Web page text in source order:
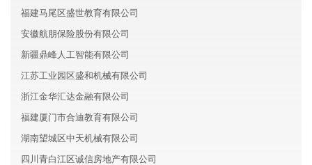
福建马尾区盛世教育有限公司
安徽航朋保险股份有限公司
新疆鼎峰人工智能有限公司
江苏工业园区盛和机械有限公司
浙江金华汇达金融有限公司
福建厦门市合迪教育有限公司
湖南望城区中天机械有限公司
四川青白江区诚信房地产有限公司